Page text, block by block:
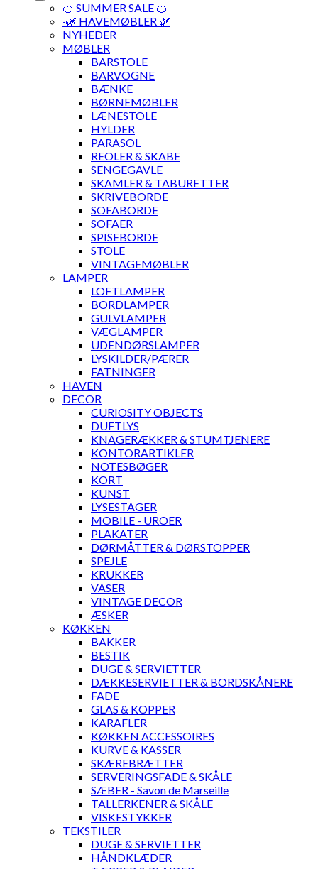
🍊 SUMMER SALE 🍊
·🌿 HAVEMØBLER 🌿
NYHEDER
MØBLER
BARSTOLE
BARVOGNE
BÆNKE
BØRNEMØBLER
LÆNESTOLE
HYLDER
PARASOL
REOLER & SKABE
SENGEGAVLE
SKAMLER & TABURETTER
SKRIVEBORDE
SOFABORDE
SOFAER
SPISEBORDE
STOLE
VINTAGEMØBLER
LAMPER
LOFTLAMPER
BORDLAMPER
GULVLAMPER
VÆGLAMPER
UDENDØRSLAMPER
LYSKILDER/PÆRER
FATNINGER
HAVEN
DECOR
CURIOSITY OBJECTS
DUFTLYS
KNAGERÆKKER & STUMTJENERE
KONTORARTIKLER
NOTESBØGER
KORT
KUNST
LYSESTAGER
MOBILE - UROER
PLAKATER
DØRMÅTTER & DØRSTOPPER
SPEJLE
KRUKKER
VASER
VINTAGE DECOR
ÆSKER
KØKKEN
BAKKER
BESTIK
DUGE & SERVIETTER
DÆKKESERVIETTER & BORDSKÅNERE
FADE
GLAS & KOPPER
KARAFLER
KØKKEN ACCESSOIRES
KURVE & KASSER
SKÆREBRÆTTER
SERVERINGSFADE & SKÅLE
SÆBER - Savon de Marseille
TALLERKENER & SKÅLE
VISKESTYKKER
TEKSTILER
DUGE & SERVIETTER
HÅNDKLÆDER